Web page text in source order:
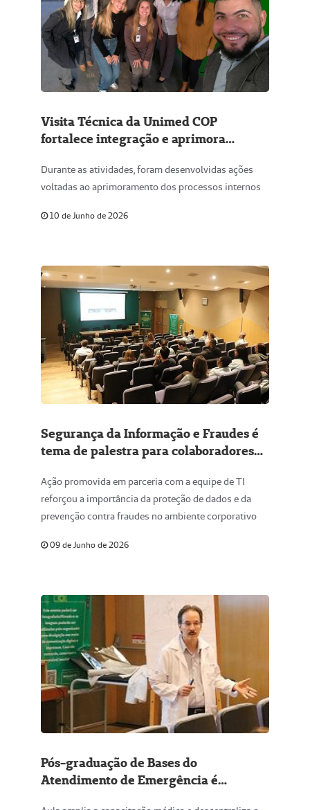
Visita Técnica da Unimed COP
fortalece integração e aprimora
Durante as atividades, foram desenvolvidas ações
voltadas ao aprimoramento dos processos internos
10 de Junho de 2026
Segurança da Informação e Fraudes é
tema de palestra para colaboradores
Ação promovida em parceria com a equipe de TI
reforçou a importância da proteção de dados e da
prevenção contra fraudes no ambiente corporativo
09 de Junho de 2026
Pós-graduação de Bases do
Atendimento de Emergência é